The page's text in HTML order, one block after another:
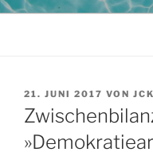
VERÖFFENTLICHT
AM
21. JUNI 2017 VON JCK